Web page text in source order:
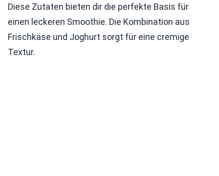
Diese Zutaten bieten dir die perfekte Basis für
einen leckeren Smoothie. Die Kombination aus
Frischkäse und Joghurt sorgt für eine cremige
Textur.